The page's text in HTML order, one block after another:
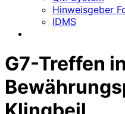
Hinweisgeber
IDMS
G7-Treffen